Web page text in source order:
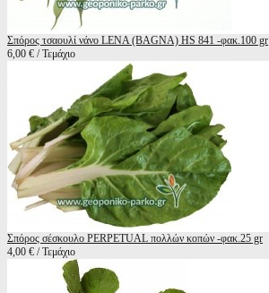
Σπόρος τσαουλί νάνο LENA (BAGNA) HS 841 -φακ.100 gr
6,00 € / Τεμάχιο
Σπόρος σέσκουλο PERPETUAL πολλών κοπών -φακ.25 gr
4,00 € / Τεμάχιο